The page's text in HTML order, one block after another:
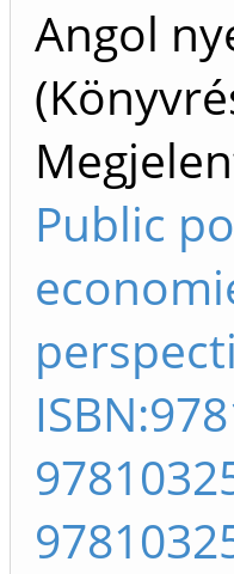
Angol
Public